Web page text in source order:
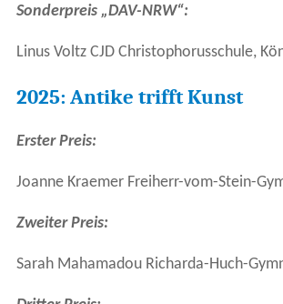
Sonderpreis „DAV-NRW“:
Linus Voltz CJD Christophorusschule,
2025: Antike trifft Kunst
Erster Preis:
Joanne Kraemer Freiherr-vom-Stein-
Zweiter Preis:
Sarah Mahamadou Richarda-Huch-